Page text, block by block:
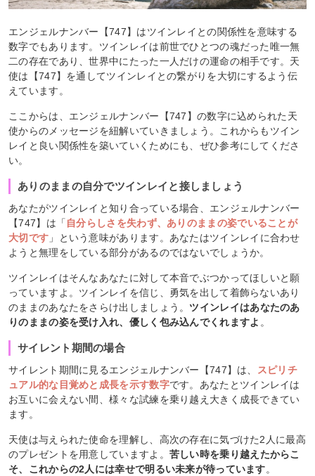
エンジェルナンバー【747】はツインレイとの関係性を意味する
数字でもあります。ツインレイは前世でひとつの魂だった唯一無
二の存在であり、世界中にたった一人だけの運命の相手です。天
使は【747】を通してツインレイとの繋がりを大切にするよう伝
えています。
ここからは、エンジェルナンバー【747】の数字に込められた天
使からのメッセージを紐解いていきましょう。これからもツイン
レイと良い関係性を築いていくためにも、ぜひ参考にしてくださ
い。
ありのままの自分でツインレイと接しましょう
あなたがツインレイと知り合っている場合、エンジェルナンバー
【747】は「 自分らしさを失わず、ありのままの姿でいることが
大切です 」という意味があります。あなたはツインレイに合わせ
ようと無理をしている部分があるのではないでしょうか。
ツインレイはそんなあなたに対して本音でぶつかってほしいと願
っていますよ。ツインレイを信じ、勇気を出して着飾らないあり
のままのあなたをさらけ出しましょう。 ツインレイはあなたのあ
りのままの姿を受け入れ、優しく包み込んでくれますよ 。
サイレント期間の場合
サイレント期間に見るエンジェルナンバー【747】は、 スピリチ
ュアル的な目覚めと成長を示す数字です。あなたとツインレイは
お互いに会えない間、様々な試練を乗り越え大きく成長できてい
ます。
天使は与えられた使命を理解し、高次の存在に気づけた2人に最高
のプレゼントを用意していますよ。 苦しい時を乗り越えたからこ
そ、これからの2人には幸せで明るい未来が待っています。